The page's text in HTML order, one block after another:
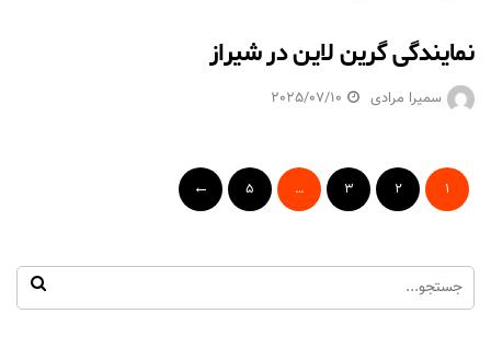
نمایندگی گرین لاین در شیراز
سمیرا مرادی 2025/07/10
1
2
3
…
5